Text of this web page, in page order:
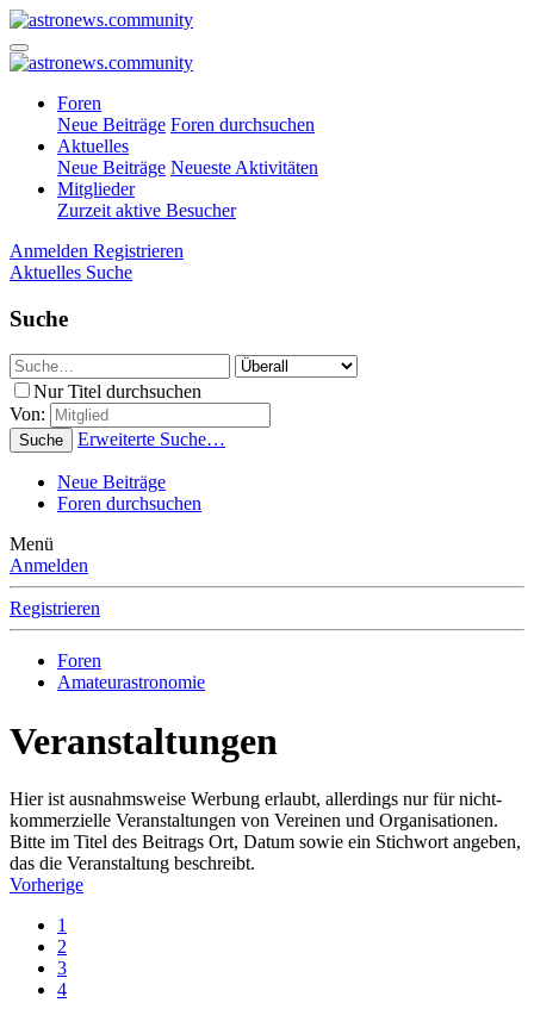
Foren
Neue Beiträge Foren durchsuchen
Aktuelles
Neue Beiträge Neueste Aktivitäten
Mitglieder
Zurzeit aktive Besucher
Anmelden Registrieren
Aktuelles Suche
Suche
Nur Titel durchsuchen
Von:
Suche Erweiterte Suche…
Neue Beiträge
Foren durchsuchen
Menü
Anmelden
Registrieren
Foren
Amateurastronomie
Veranstaltungen
Hier ist ausnahmsweise Werbung erlaubt, allerdings nur für nicht-
kommerzielle Veranstaltungen von Vereinen und Organisationen.
Bitte im Titel des Beitrags Ort, Datum sowie ein Stichwort angeben,
das die Veranstaltung beschreibt.
Vorherige
1
2
3
4